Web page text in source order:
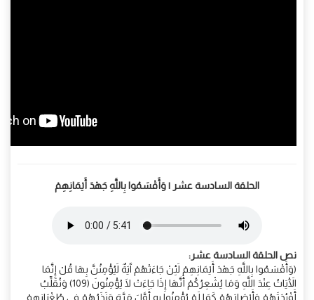
الحلقة السادسة عشر | وَأَقْسَمُوا بِاللَّهِ جَهْدَ أَيْمَانِهِمْ
نص الحلقة السادسة عشر:
(وَأَقْسَمُوا بِاللَّهِ جَهْدَ أَيْمَانِهِمْ لَئِنْ جَاءَتْهُمْ آَيَةٌ لَيُؤْمِنُنَّ بِهَا قُلْ إِنَّمَا
الْآَيَاتُ عِنْدَ اللَّهِ وَمَا يُشْعِرُكُمْ أَنَّهَا إِذَا جَاءَتْ لَا يُؤْمِنُونَ (109) وَنُقَلِّبُ
أَفْئِدَتَهُمْ وَأَبْصَارَهُمْ كَمَا لَمْ يُؤْمِنُوا بِهِ أَوَّلَ مَرَّةٍ وَنَذَرُهُمْ فِي طُغْيَانِهِمْ